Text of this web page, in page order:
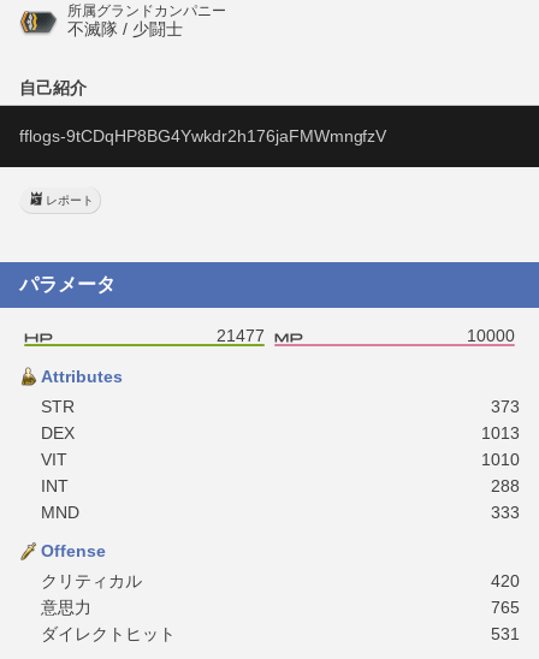
所属グランドカンパニー
不滅隊 / 少闘士
自己紹介
fflogs-9tCDqHP8BG4Ywkdr2h176jaFMWmngfzV
レポート
パラメータ
21477 10000
Attributes
STR
373
DEX
1013
VIT
1010
INT
288
MND
333
Offense
クリティカル
420
意思力
765
ダイレクトヒット
531